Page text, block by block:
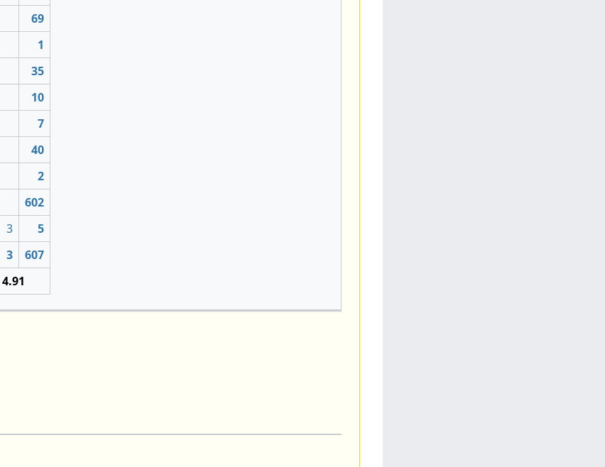
69
1
35
10
7
40
2
602
3
5
3
607
4.91